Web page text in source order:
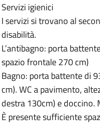
Servizi igienici
I servizi si trovano al
disabilità.
L’antibagno: porta
spazio frontale 270 cm)
Bagno: porta battente di
cm). WC a pavimento,
destra 130cm) e doccino.
È presente sufficiente